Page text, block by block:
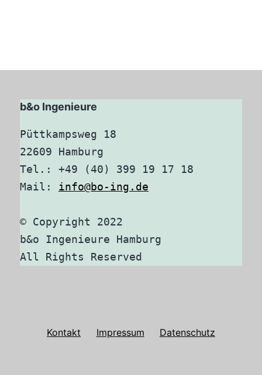
b&o Ingenieure
Püttkampsweg 18
22609 Hamburg
Tel.: +49 (40) 399 19 17 18
Mail: info@bo-ing.de
© Copyright 2022
b&o Ingenieure Hamburg
All Rights Reserved
Kontakt Impressum Datenschutz